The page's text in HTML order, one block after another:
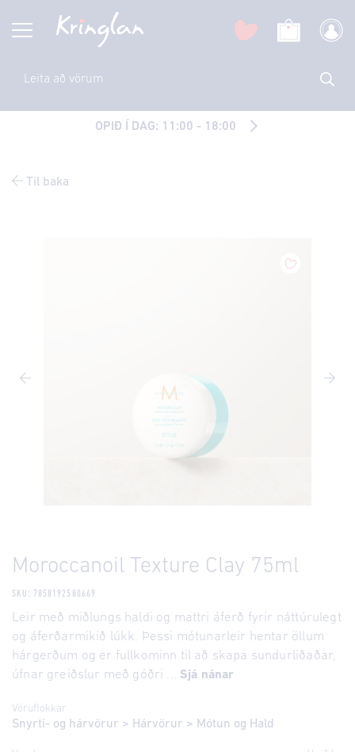
OPIÐ Í DAG: 11:00 - 18:00
Til baka
Moroccanoil Texture Clay 75ml
SKU: 7858192580669
Leir með miðlungs haldi og mattri áferð fyrir náttúrulegt
og áferðarmikið lúkk. Þessi mótunarleir hentar öllum
hárgerðum og er fullkominn til að skapa sundurliðaðar,
úfnar greiðslur með góðri ... Sjá nánar
Vöruflokkar
Snyrti- og hárvörur > Hárvörur > Mótun og Hald